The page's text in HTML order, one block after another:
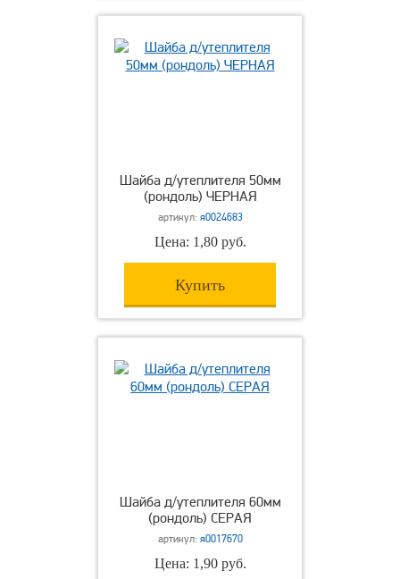
Шайба д/утеплителя 50мм
(рондоль) ЧЕРНАЯ
артикул: я0024683
Цена: 1,80 руб.
Купить
Шайба д/утеплителя 60мм
(рондоль) СЕРАЯ
артикул: я0017670
Цена: 1,90 руб.